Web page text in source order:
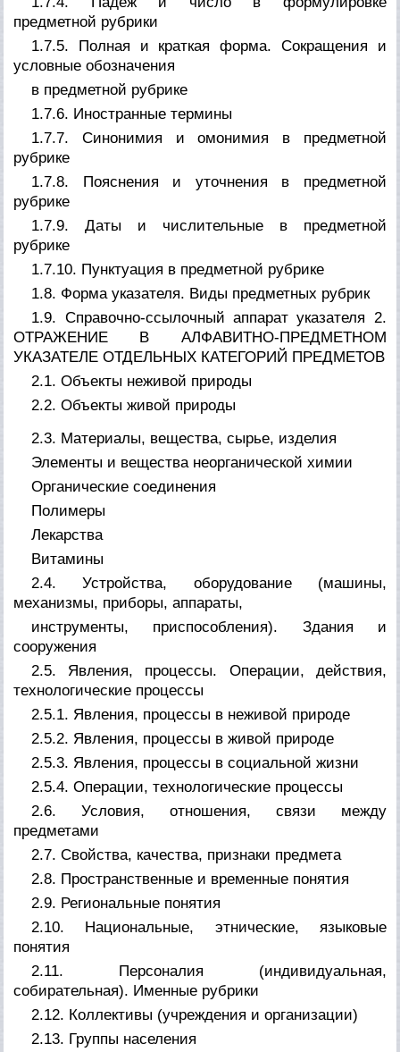
предметной рубрики
1.7.5. Полная и краткая форма. Сокращения и
условные обозначения
в предметной рубрике
1.7.6. Иностранные термины
1.7.7. Синонимия и омонимия в предметной
рубрике
1.7.8. Пояснения и уточнения в предметной
рубрике
1.7.9. Даты и числительные в предметной
рубрике
1.7.10. Пунктуация в предметной рубрике
1.8. Форма указателя. Виды предметных рубрик
1.9. Справочно-ссылочный аппарат указателя 2.
ОТРАЖЕНИЕ В АЛФАВИТНО-ПРЕДМЕТНОМ
УКАЗАТЕЛЕ ОТДЕЛЬНЫХ КАТЕГОРИЙ ПРЕДМЕТОВ
2.1. Объекты неживой природы
2.2. Объекты живой природы
2.3. Материалы, вещества, сырье, изделия
Элементы и вещества неорганической химии
Органические соединения
Полимеры
Лекарства
Витамины
2.4. Устройства, оборудование (машины,
механизмы, приборы, аппараты,
инструменты, приспособления). Здания и
сооружения
2.5. Явления, процессы. Операции, действия,
технологические процессы
2.5.1. Явления, процессы в неживой природе
2.5.2. Явления, процессы в живой природе
2.5.3. Явления, процессы в социальной жизни
2.5.4. Операции, технологические процессы
2.6. Условия, отношения, связи между
предметами
2.7. Свойства, качества, признаки предмета
2.8. Пространственные и временные понятия
2.9. Региональные понятия
2.10. Национальные, этнические, языковые
понятия
2.11. Персоналия (индивидуальная,
собирательная). Именные рубрики
2.12. Коллективы (учреждения и организации)
2.13. Группы населения